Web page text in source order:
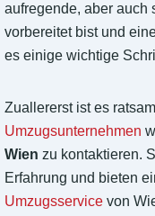
aufregende, aber auch
vorbereitet bist und
es einige wichtige
Zuallererst ist es
Umzugsunternehmen
Wien zu kontaktieren.
Erfahrung und bieten
Umzugsservice von